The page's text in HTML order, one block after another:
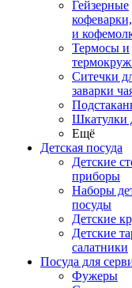
Гейзерные
и
Термосы и
Ситечки
заварки
Шкатулки
Ещё
Детская посуда
Детские
приборы
Наборы
посуды
Детские
Детские
салатники
Посуда для
Фужеры